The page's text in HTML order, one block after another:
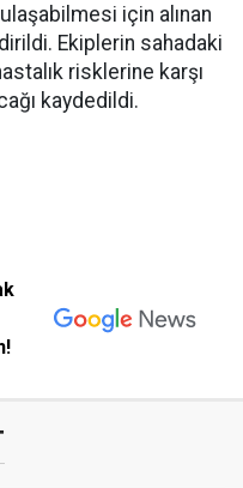
için alınan
Ekiplerin sahadaki
risklerine karşı
kaydedildi.